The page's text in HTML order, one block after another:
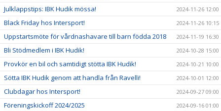
Julklappstips: IBK Hudik mössa! 2024-11-26 12:00
Black Friday hos Intersport! 2024-11-26 10:15
Uppstartsmöte för vårdnashavare till barn födda 2018 2024-11-19 16:30
Bli Stödmedlem i IBK Hudik! 2024-10-28 15:00
Provkör en bil och samtidigt stötta IBK Hudik! 2024-10-21 10:00
Sötta IBK Hudik genom att handla från Ravelli! 2024-10-01 12:00
Clubdagar hos Intersport! 2024-09-27 09:00
Föreningskickoff 2024/2025 2024-09-16 01:00